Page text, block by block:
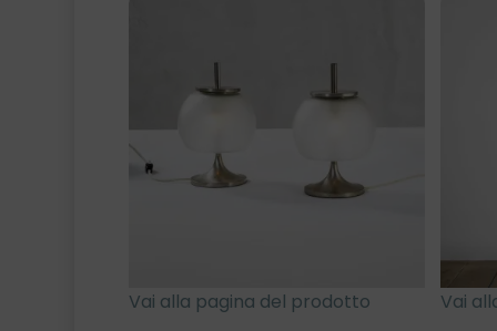
Vai alla pagina del prodotto Vai